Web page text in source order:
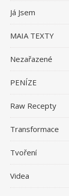
Já Jsem
MAIA TEXTY
Nezařazené
PENÍZE
Raw Recepty
Transformace
Tvoření
Videa